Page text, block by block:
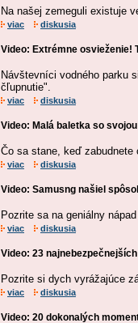
Na našej zemeguli existuje
viac diskusia
Video: Extrémne osvieženie!
Návštevníci vodného parku
čľupnutie".
viac diskusia
Video: Malá baletka so
Čo sa stane, keď zabudnete
viac diskusia
Video: Samusng našiel
Pozrite sa na geniálny nápad
viac diskusia
Video: 23
Pozrite si dych vyrážajúce
viac diskusia
Video: 20 dokonalých